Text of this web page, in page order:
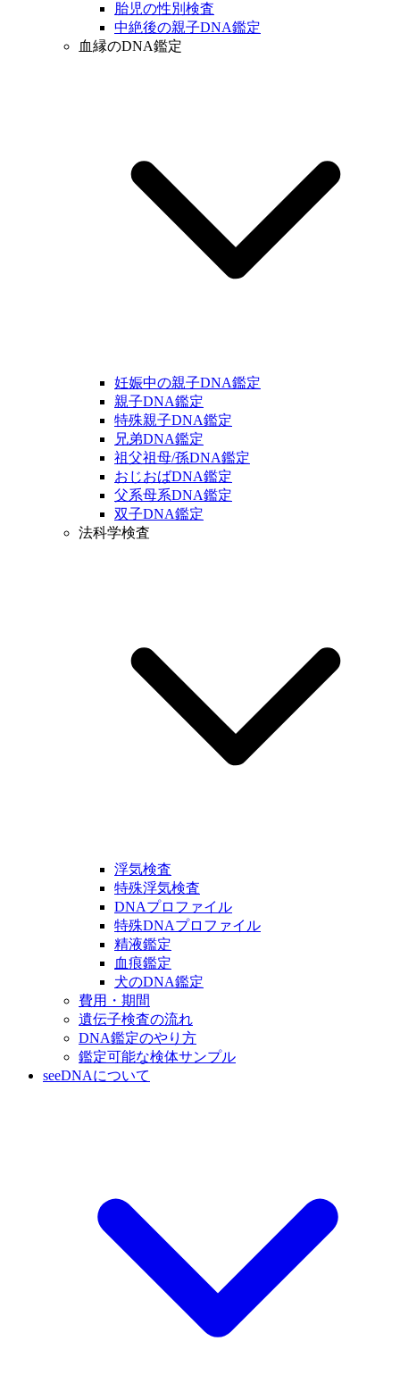
胎児の性別検査
中絶後の親子DNA鑑定
血縁のDNA鑑定
妊娠中の親子DNA鑑定
親子DNA鑑定
特殊親子DNA鑑定
兄弟DNA鑑定
祖父祖母/孫DNA鑑定
おじおばDNA鑑定
父系母系DNA鑑定
双子DNA鑑定
法科学検査
浮気検査
特殊浮気検査
DNAプロファイル
特殊DNAプロファイル
精液鑑定
血痕鑑定
犬のDNA鑑定
費用・期間
遺伝子検査の流れ
DNA鑑定のやり方
鑑定可能な検体サンプル
seeDNAについて